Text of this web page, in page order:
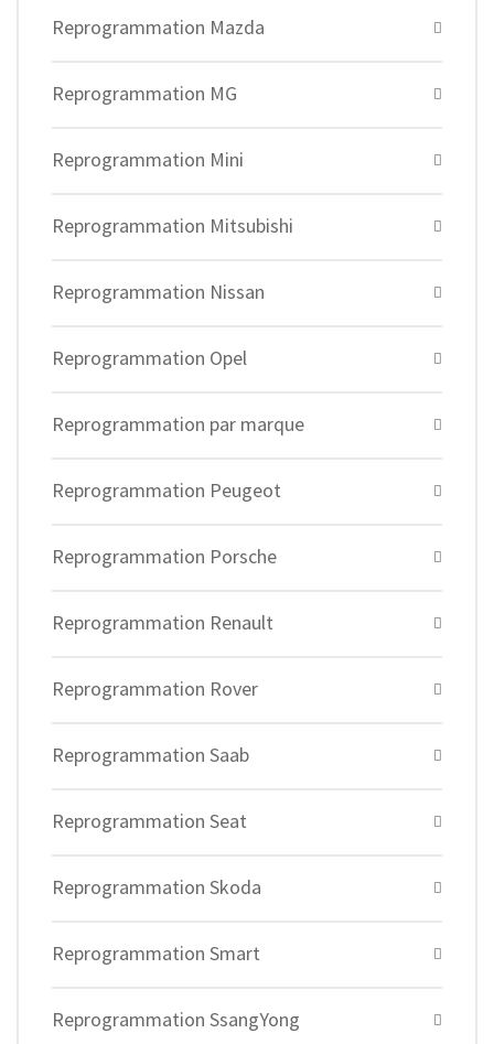
Reprogrammation Mazda
Reprogrammation MG
Reprogrammation Mini
Reprogrammation Mitsubishi
Reprogrammation Nissan
Reprogrammation Opel
Reprogrammation par marque
Reprogrammation Peugeot
Reprogrammation Porsche
Reprogrammation Renault
Reprogrammation Rover
Reprogrammation Saab
Reprogrammation Seat
Reprogrammation Skoda
Reprogrammation Smart
Reprogrammation SsangYong